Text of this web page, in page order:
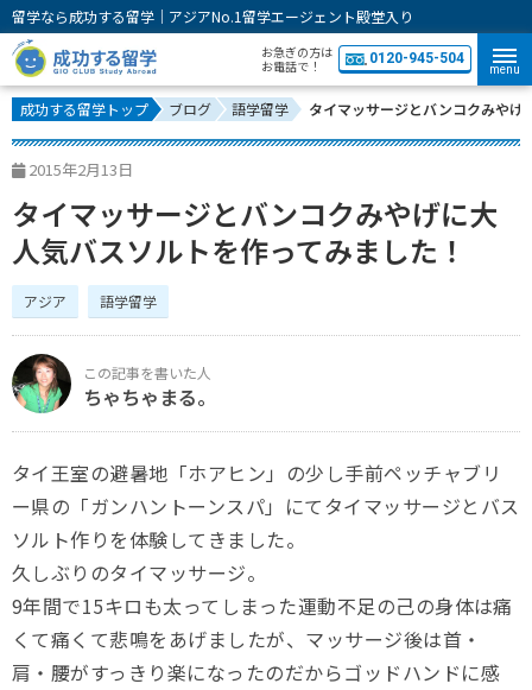
留学なら成功する留学｜アジアNo.1留学エージェント殿堂入り
お急ぎの方は
お電話で！
0120-945-504
menu
成功する留学トップ ブログ 語学留学 タイマッサージとバンコクみやげ
2015年2月13日
タイマッサージとバンコクみやげに大
人気バスソルトを作ってみました！
アジア 語学留学
ちゃちゃまる。
タイ王室の避暑地「ホアヒン」の少し手前ペッチャブリ
ー県の「ガンハントーンスパ」にてタイマッサージとバス
ソルト作りを体験してきました。
久しぶりのタイマッサージ。
9年間で15キロも太ってしまった運動不足の己の身体は痛
くて痛くて悲鳴をあげましたが、マッサージ後は首・
肩・腰がすっきり楽になったのだからゴッドハンドに感